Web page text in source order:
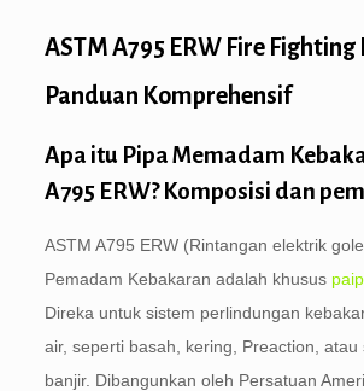
ASTM A795 ERW Fire Fighting
Panduan Komprehensif
Apa itu Pipa Memadam
A795 ERW? Komposisi dan
ASTM A795 ERW (Rintangan elektrik
Pemadam Kebakaran adalah khusus
Direka untuk sistem perlindungan
air, seperti basah, kering, Preaction, atau
banjir. Dibangunkan oleh Persatuan